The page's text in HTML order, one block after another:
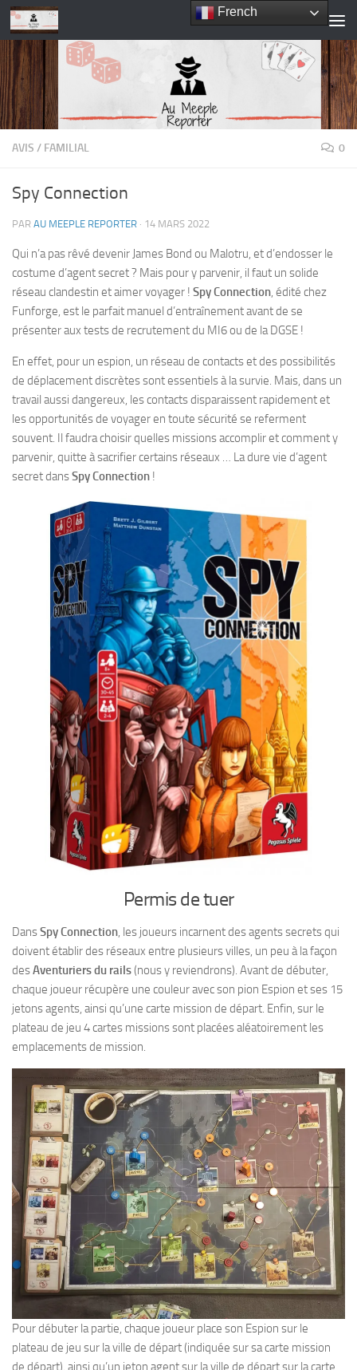
Skip to content
AVIS / FAMILIAL 0
Spy Connection
PAR AU MEEPLE REPORTER · 14 MARS 2022
Qui n’a pas rêvé devenir James Bond ou Malotru, et d’endosser le
costume d’agent secret ? Mais pour y parvenir, il faut un solide
réseau clandestin et aimer voyager ! Spy Connection, édité chez
Funforge, est le parfait manuel d’entraînement avant de se
présenter aux tests de recrutement du MI6 ou de la DGSE !
En effet, pour un espion, un réseau de contacts et des possibilités
de déplacement discrètes sont essentiels à la survie. Mais, dans un
travail aussi dangereux, les contacts disparaissent rapidement et
les opportunités de voyager en toute sécurité se referment
souvent. Il faudra choisir quelles missions accomplir et comment y
parvenir, quitte à sacrifier certains réseaux … La dure vie d’agent
secret dansSpy Connection !
Permis de tuer
DansSpy Connection, les joueurs incarnent des agents secrets qui
doivent établir des réseaux entre plusieurs villes, un peu à la façon
desAventuriers du rails(nous y reviendrons). Avant de débuter,
chaque joueur récupère une couleur avec son pion Espion et ses 15
jetons agents, ainsi qu’une carte mission de départ. Enfin, sur le
plateau de jeu 4 cartes missions sont placées aléatoirement les
emplacements de mission.
Pour débuter la partie, chaque joueur place son Espion sur le
plateau de jeu sur la ville de départ (indiquée sur sa carte mission
de départ), ainsi qu’un jeton agent sur la ville de départ sur la carte
French